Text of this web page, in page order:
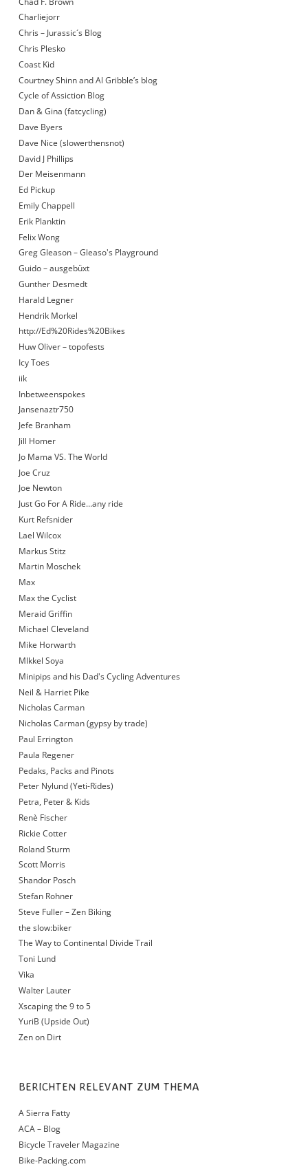
Charliejorr
Chris – Jurassic´s Blog
Chris Plesko
Coast Kid
Courtney Shinn and Al Gribble’s blog
Cycle of Assiction Blog
Dan & Gina (fatcycling)
Dave Byers
Dave Nice (slowerthensnot)
David J Phillips
Der Meisenmann
Ed Pickup
Emily Chappell
Erik Planktin
Felix Wong
Greg Gleason – Gleaso's Playground
Guido – ausgebüxt
Gunther Desmedt
Harald Legner
Hendrik Morkel
http://Ed%20Rides%20Bikes
Huw Oliver – topofests
Icy Toes
iik
Inbetweenspokes
Jansenaztr750
Jefe Branham
Jill Homer
Jo Mama VS. The World
Joe Cruz
Joe Newton
Just Go For A Ride…any ride
Kurt Refsnider
Lael Wilcox
Markus Stitz
Martin Moschek
Max
Max the Cyclist
Meraid Griffin
Michael Cleveland
Mike Horwarth
MIkkel Soya
Minipips and his Dad's Cycling Adventures
Neil & Harriet Pike
Nicholas Carman
Nicholas Carman (gypsy by trade)
Paul Errington
Paula Regener
Pedaks, Packs and Pinots
Peter Nylund (Yeti-Rides)
Petra, Peter & Kids
Renè Fischer
Rickie Cotter
Roland Sturm
Scott Morris
Shandor Posch
Stefan Rohner
Steve Fuller – Zen Biking
the slow:biker
The Way to Continental Divide Trail
Toni Lund
Vika
Walter Lauter
Xscaping the 9 to 5
YuriB (Upside Out)
Zen on Dirt
BERICHTEN RELEVANT ZUM THEMA
A Sierra Fatty
ACA – Blog
Bicycle Traveler Magazine
Bike-Packing.com